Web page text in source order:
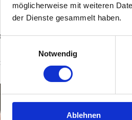
möglicherweise mit weiteren
der Dienste gesammelt haben.
Einwilligungsauswahl
Notwendig
Ablehnen
auf Mycoplasma